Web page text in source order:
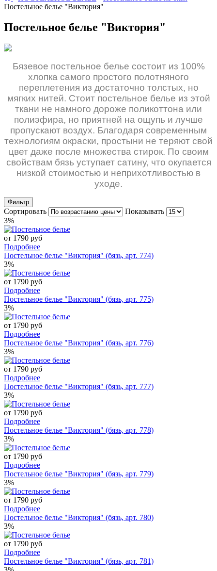
Постельное белье "Виктория"
Постельное белье "Виктория"
Бязевое постельное белье состоит из 100%
хлопка самого простого полотняного
переплетения из достаточно толстых, но
мягких нитей. Стоит постельное белье из этой
ткани не намного дороже поликоттона или
полиэфира, но приятней на ощупь и лучше
пропускают воздух. Благодаря современным
технологиям окраски, простыни не теряют свой
цвет даже после множества стирок. По своим
свойствам бязь уступает сатину, что окупается
низкой стоимостью и неприхотливостью в
уходе.
Фильтр
Сортировать
Показывать
3%
от 1790 руб
Подробнее
Постельное белье "Виктория" (бязь, арт. 774)
3%
от 1790 руб
Подробнее
Постельное белье "Виктория" (бязь, арт. 775)
3%
от 1790 руб
Подробнее
Постельное белье "Виктория" (бязь, арт. 776)
3%
от 1790 руб
Подробнее
Постельное белье "Виктория" (бязь, арт. 777)
3%
от 1790 руб
Подробнее
Постельное белье "Виктория" (бязь, арт. 778)
3%
от 1790 руб
Подробнее
Постельное белье "Виктория" (бязь, арт. 779)
3%
от 1790 руб
Подробнее
Постельное белье "Виктория" (бязь, арт. 780)
3%
от 1790 руб
Подробнее
Постельное белье "Виктория" (бязь, арт. 781)